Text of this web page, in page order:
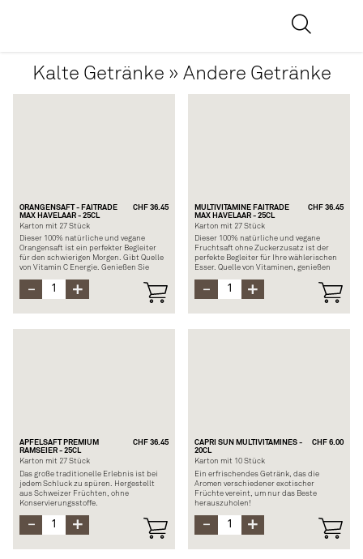
Kalte Getränke » Andere Getränke
ORANGENSAFT - FAITRADE
MAX HAVELAAR - 25CL
CHF 36.45
Karton mit 27 Stück
Dieser 100% natürliche und vegane
Orangensaft ist ein perfekter Begleiter
für den schwierigen Morgen. Gibt Quelle
von Vitamin C Energie. Genießen Sie
Zusammensetzung: Orangensaft aus
MULTIVITAMINE FAITRADE
MAX HAVELAAR - 25CL
CHF 36.45
Karton mit 27 Stück
Dieser 100% natürliche und vegane
Fruchtsaft ohne Zuckerzusatz ist der
perfekte Begleiter für Ihre wählerischen
Esser. Quelle von Vitaminen, genießen
ersten Schluck an.
APFELSAFT PREMIUM
RAMSEIER - 25CL
CHF 36.45
Karton mit 27 Stück
Das große traditionelle Erlebnis ist bei
jedem Schluck zu spüren. Hergestellt
aus Schweizer Früchten, ohne
Konservierungsstoffe.
Zusammensetzung: 90% Schweizer
Apfelsaft, 10% Schweizer Birnensaft aus
CAPRI SUN MULTIVITAMINES -
20CL
CHF 6.00
Karton mit 10 Stück
Ein erfrischendes Getränk, das die
Aromen verschiedener exotischer
Früchte vereint, um nur das Beste
herauszuholen!
Zusammensetzung: Quellwasser, 12%
Fruchtsaft aus Konzentrat (Zitrone,